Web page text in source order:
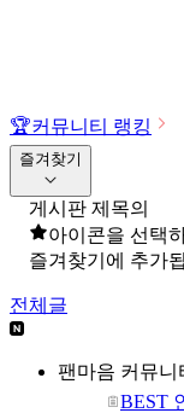
🏆커뮤니티 랭킹
즐겨찾기
게시판 제목의
아이콘을 선택
즐겨찾기에 추가
전체글
팬마음 커뮤니
BEST